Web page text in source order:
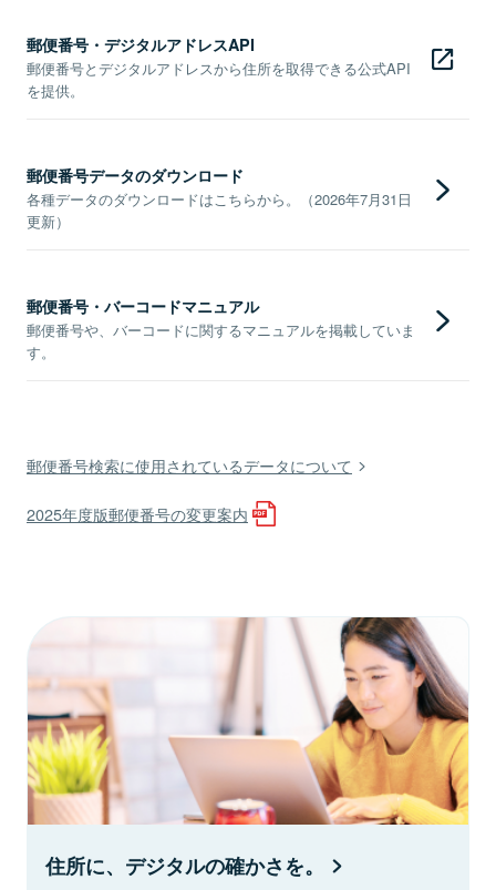
郵便番号・デジタルアドレスAPI
郵便番号とデジタルアドレスから住所を取得できる公式API
を提供。
郵便番号データのダウンロード
各種データのダウンロードはこちらから。（2026年7月31日
更新）
郵便番号・バーコードマニュアル
郵便番号や、バーコードに関するマニュアルを掲載していま
す。
郵便番号検索に使用されているデータについて
2025年度版郵便番号の変更案内
住所に、デジタルの確かさを。